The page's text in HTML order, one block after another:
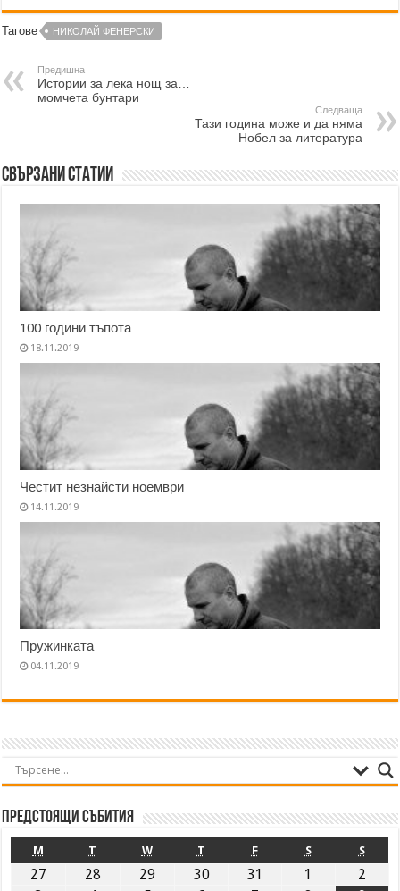
Тагове НИКОЛАЙ ФЕНЕРСКИ
Предишна
Истории за лека нощ за…
момчета бунтари
Следваща
Тази година може и да няма
Нобел за литература
Свързани статии
100 години тъпота
18.11.2019
Честит незнайсти ноември
14.11.2019
Пружинката
04.11.2019
Предстоящи събития
M T W T F S S
27 28 29 30 31 1
2